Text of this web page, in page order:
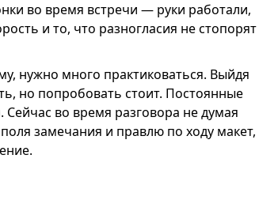
во время встречи — руки работали,
и то, что разногласия не стопорят
нужно много практиковаться. Выйдя
но попробовать стоит. Постоянные
во время разговора не думая
замечания и правлю по ходу макет,